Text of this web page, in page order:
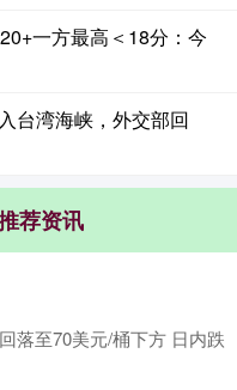
一方最高＜18分：今
台湾海峡，外交部回
荐资讯
落至70美元/桶下方 日内跌